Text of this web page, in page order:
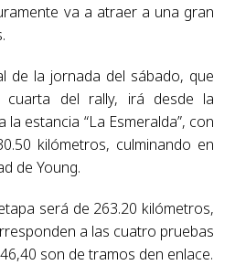
va a atraer a una gran
de la jornada del sábado, que
del rally, irá desde la
la estancia “La Esmeralda”, con
kilómetros, culminando en
de Young.
será de 263.20 kilómetros,
a las cuatro pruebas
son de tramos den enlace.